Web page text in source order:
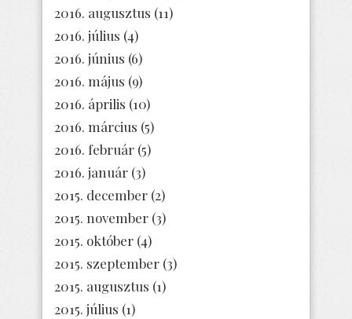
2016. augusztus (11)
2016. július (4)
2016. június (6)
2016. május (9)
2016. április (10)
2016. március (5)
2016. február (5)
2016. január (3)
2015. december (2)
2015. november (3)
2015. október (4)
2015. szeptember (3)
2015. augusztus (1)
2015. július (1)